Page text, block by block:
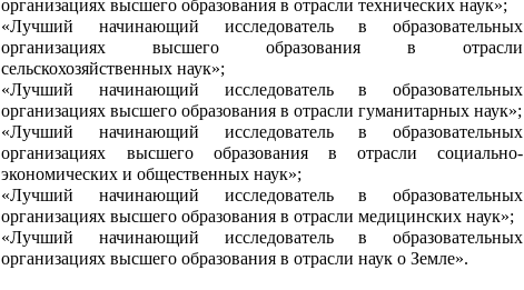
организациях высшего образования в отрасли технических наук»;
«Лучший начинающий исследователь в образовательных
организациях высшего образования в отрасли
сельскохозяйственных наук»;
«Лучший начинающий исследователь в образовательных
организациях высшего образования в отрасли гуманитарных наук»;
«Лучший начинающий исследователь в образовательных
организациях высшего образования в отрасли социально-
экономических и общественных наук»;
«Лучший начинающий исследователь в образовательных
организациях высшего образования в отрасли медицинских наук»;
«Лучший начинающий исследователь в образовательных
организациях высшего образования в отрасли наук о Земле».